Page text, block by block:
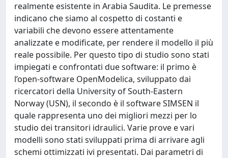
realmente esistente in Arabia Saudita. Le premesse
indicano che siamo al cospetto di costanti e
variabili che devono essere attentamente
analizzate e modificate, per rendere il modello il più
reale possibile. Per questo tipo di studio sono stati
impiegati e confrontati due software: il primo è
l’open-software OpenModelica, sviluppato dai
ricercatori della University of South-Eastern
Norway (USN), il secondo è il software SIMSEN il
quale rappresenta uno dei migliori mezzi per lo
studio dei transitori idraulici. Varie prove e vari
modelli sono stati sviluppati prima di arrivare agli
schemi ottimizzati ivi presentati. Dai parametri di